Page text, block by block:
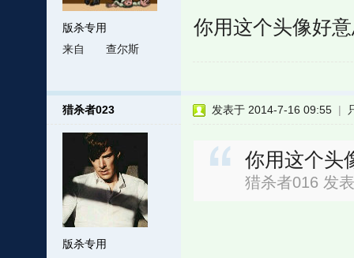
版杀专用
来自
查尔斯
你用这个头像好
猎杀者023
版杀专用
发表于 2014-7-16 09:55 |
你用这个头
猎杀者016 发